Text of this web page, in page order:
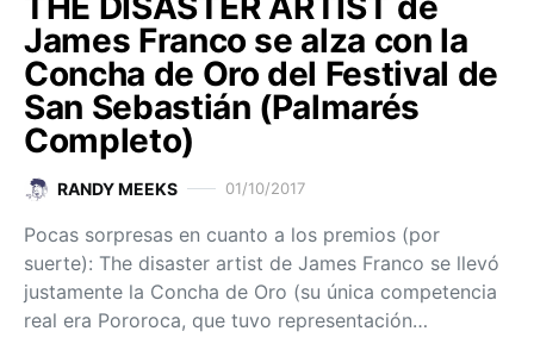
James Franco se alza con la
Concha de Oro del Festival de
San Sebastián (Palmarés
Completo)
RANDY MEEKS 01/10/2017
Pocas sorpresas en cuanto a los premios (por
suerte): The disaster artist de James Franco se llevó
justamente la Concha de Oro (su única competencia
real era Pororoca, que tuvo representación…